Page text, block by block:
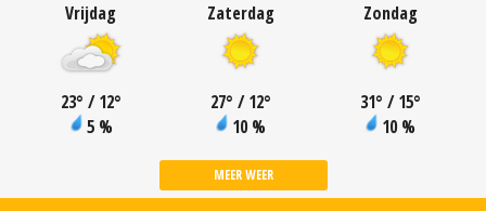
Vrijdag
23° / 12°
5 %
Zaterdag
27° / 12°
10 %
Zondag
31° / 15°
10 %
MEER WEER